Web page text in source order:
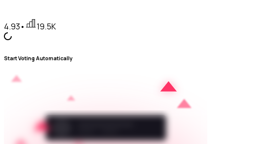
4.93• 19.5K
Start Voting Automatically